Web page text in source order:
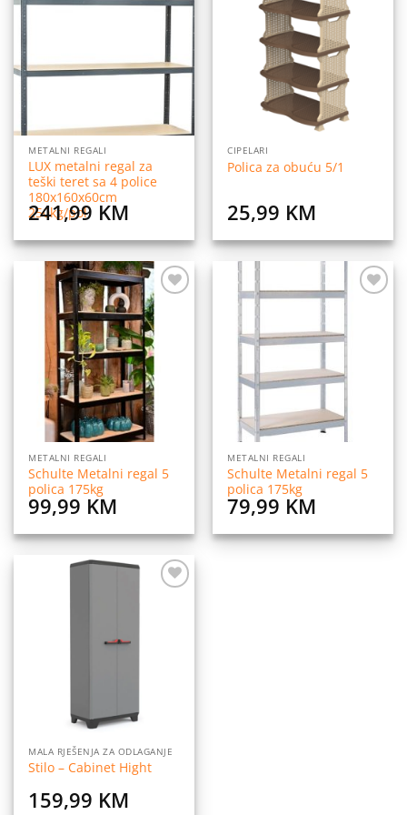
na
želja
METALNI REGALI
LUX metalni regal za
teški teret sa 4 police
180x160x60cm
250kg/pol
241,99 KM
CIPELARI
Polica za obuću 5/1
25,99 KM
METALNI REGALI
Schulte Metalni regal 5
polica 175kg
99,99 KM
METALNI REGALI
Schulte Metalni regal 5
polica 175kg
79,99 KM
MALA RJEŠENJA ZA ODLAGANJE
Stilo – Cabinet Hight
159,99 KM